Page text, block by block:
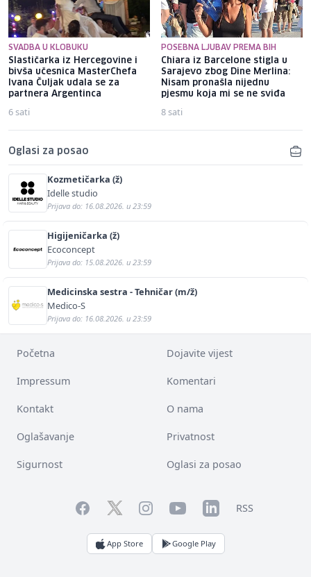
SVADBA U KLOBUKU
Slastičarka iz Hercegovine i
bivša učesnica MasterChefa
Ivana Čuljak udala se za
partnera Argentinca
6 sati
POSEBNA LJUBAV PREMA BIH
Chiara iz Barcelone stigla u
Sarajevo zbog Dine Merlina:
Nisam pronašla nijednu
pjesmu koja mi se ne sviđa
8 sati
Oglasi za posao
Kozmetičarka (ž)
Idelle studio
Prijava do: 16.08.2026. u 23:59
Higijeničarka (ž)
Ecoconcept
Prijava do: 15.08.2026. u 23:59
Medicinska sestra - Tehničar (m/ž)
Medico-S
Prijava do: 16.08.2026. u 23:59
Početna Dojavite vijest
Impressum Komentari
Kontakt O nama
Oglašavanje Privatnost
Sigurnost Oglasi za posao
FacebookTwitterInstagramYouTubeLinkedInRSS
App Store Google Play